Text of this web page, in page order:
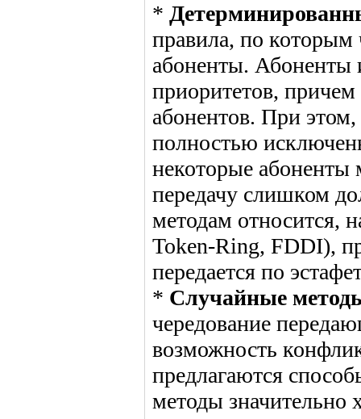
*
правила, по которым
абоненты. Абоненты
приоритетов,
абонентов. При
полностью
некоторые абоненты
передачу слишком
методам относится,
Token-Ring, FDDI),
передается по
* Случайные
чередование
возможность
предлагаются
методы значительно